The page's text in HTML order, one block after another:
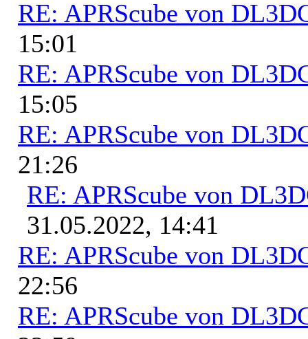
RE: APRScube von
15:01
RE: APRScube von
15:05
RE: APRScube von
21:26
RE: APRScube von
31.05.2022, 14:41
RE: APRScube von
22:56
RE: APRScube von